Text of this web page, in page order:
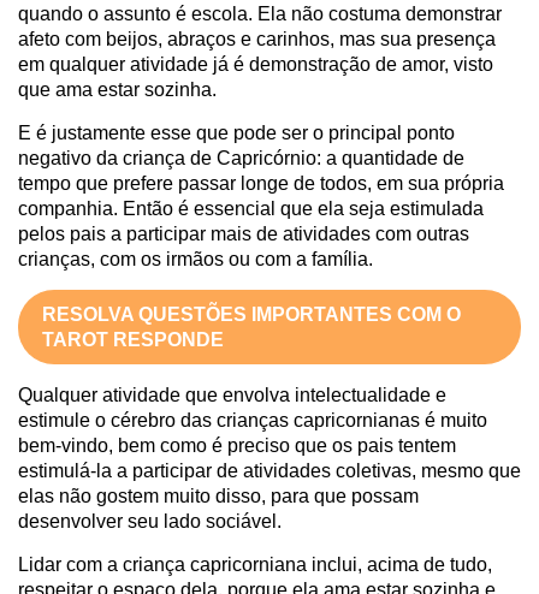
quando o assunto é escola. Ela não costuma demonstrar
afeto com beijos, abraços e carinhos, mas sua presença
em qualquer atividade já é demonstração de amor, visto
que ama estar sozinha.
E é justamente esse que pode ser o principal ponto
negativo da criança de Capricórnio: a quantidade de
tempo que prefere passar longe de todos, em sua própria
companhia. Então é essencial que ela seja estimulada
pelos pais a participar mais de atividades com outras
crianças, com os irmãos ou com a família.
RESOLVA QUESTÕES IMPORTANTES COM O
TAROT RESPONDE
Qualquer atividade que envolva intelectualidade e
estimule o cérebro das crianças capricornianas é muito
bem-vindo, bem como é preciso que os pais tentem
estimulá-la a participar de atividades coletivas, mesmo que
elas não gostem muito disso, para que possam
desenvolver seu lado sociável.
Lidar com a criança capricorniana inclui, acima de tudo,